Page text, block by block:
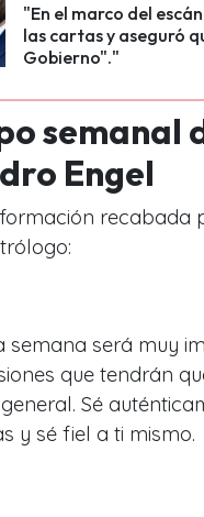
"En el marco del
las cartas y aseguró
Gobierno"."
semanal
Engel
recabada
semana será muy
que tendrán
Sé
y sé fiel a ti mismo.